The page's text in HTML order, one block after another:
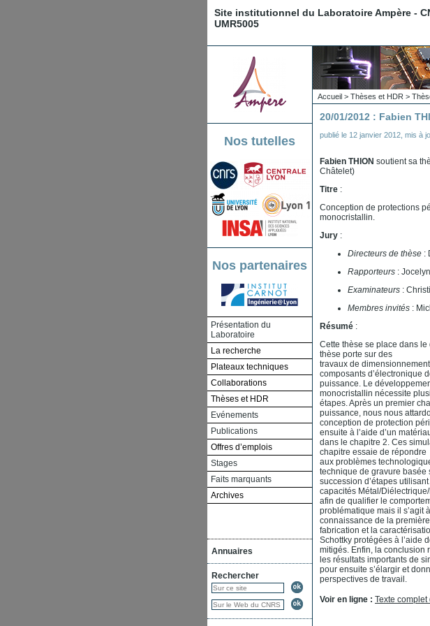
Site institutionnel du Laboratoire Ampère -
UMR5005
Nos tutelles
Nos partenaires
Présentation du
Laboratoire
La recherche
Plateaux techniques
Collaborations
Thèses et HDR
Evénements
Publications
Offres d’emplois
Stages
Faits marquants
Archives
Annuaires
Rechercher
Accueil > Thèses et HDR >
20/01/2012 : Fabien
publié le 12 janvier 2012 mis à
Fabien THION soutient sa
Châtelet)
Titre :
Conception de protections
monocristallin.
Jury :
Directeurs de thèse :
Rapporteurs :
Examinateurs :
Membres invités :
Résumé :
Cette thèse se place dans
thèse porte sur des
travaux de
composants d’électronique
puissance. Le
monocristallin nécessite
étapes. Après un premier
puissance, nous nous
conception de protection
ensuite à l’aide d’un
dans le chapitre 2. Ces
chapitre essaie de répondre
aux problèmes
technique de gravure basée
succession d’étapes
capacités Métal/
afin de qualifier le
problématique mais il s’agit
connaissance de la
fabrication et la
Schottky protégées à l’aide
mitigés. Enfin, la conclusion
les résultats importants de
pour ensuite s’élargir et
perspectives de travail.
Voir en ligne : Texte complet